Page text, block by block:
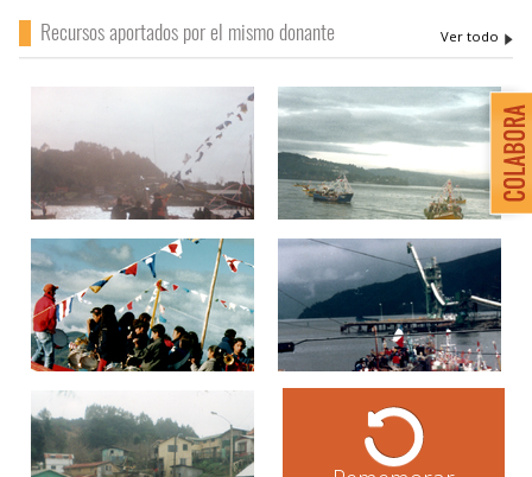
Recursos aportados por el mismo donante